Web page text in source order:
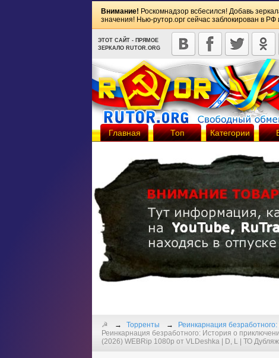
Внимание! Роскомнадзор всбесился! Добавь
значения! Нью-рутор.орг сейчас заблокирован в РФ
ЭТОТ САЙТ - ПРЯМОЕ
ЗЕРКАЛО RUTOR.ORG
Главная Топ Категории
☭ Торренты Реинкарнация
Реинкарнация безработного: История о
(2026) WEBRip 1080p от VLDeshka | D, L | ТО